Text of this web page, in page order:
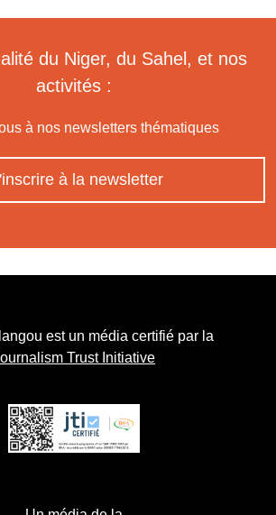
du Niger, du Sahel, et nos
activités :
à nos newsletters thématiques
à la newsletter
est un média certifié par la
Trust Initiative